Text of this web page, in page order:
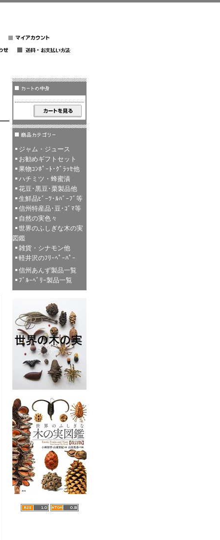
ジャム・ジュース
お勧めギフトセット
果物ｺﾝﾎﾟｰﾄ･ｸﾞﾗｯｾ他
ハチミツ・蜂蜜漬
花豆･黒豆･栗製品他
生鮮品ﾋﾞｰﾂ･ﾙﾊﾞｰﾌﾞ等
信州特産品･豆･ｺﾞﾏ等
自然の実色々
世界のふしぎな木の実
図鑑
雑貨・シナモン他
軽井沢のﾌﾘｰﾍﾟｰﾊﾟｰ
信州あんず製品一覧
ﾌﾞﾙｰﾍﾞﾘｰ製品一覧